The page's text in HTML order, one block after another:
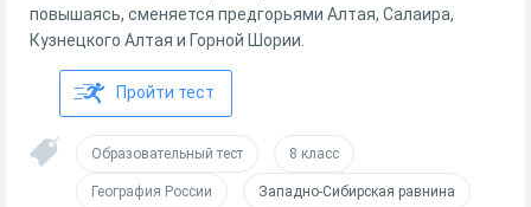
повышаясь, сменяется предгорьями Алтая, Салаира,
Кузнецкого Алтая и Горной Шории.
Пройти тест
Образовательный тест 8 класс
География России Западно-Сибирская равнина